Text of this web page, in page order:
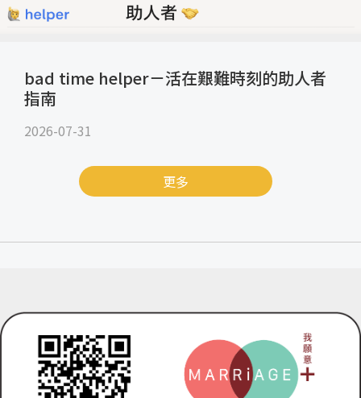
bad time helper－活在艱難時刻的助人者
指南
2026-07-31
更多